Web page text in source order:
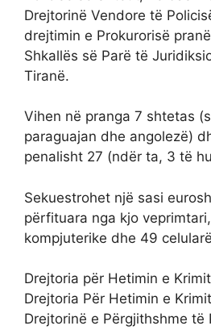
Drejtorinë Vendore të
drejtimin e Prokurorisë
Shkallës së Parë të
Tiranë.
Vihen në pranga 7 shtetas
paraguajan dhe angolezë)
penalisht 27 (ndër ta, 3 të
Sekuestrohet një sasi
përfituara nga kjo
kompjuterike dhe 49
Drejtoria për Hetimin e
Drejtoria Për Hetimin e
Drejtorinë e Përgjithshme të